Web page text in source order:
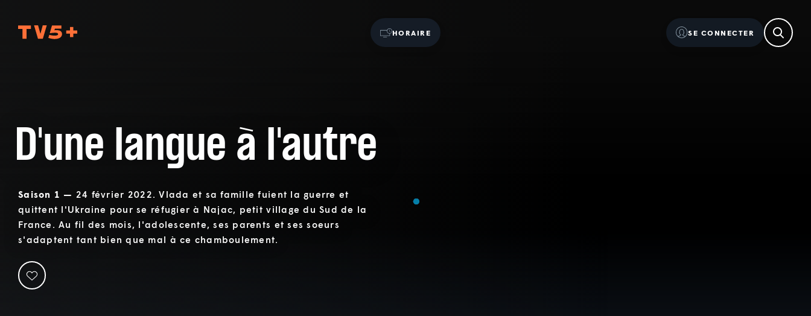
HORAIRE SE CONNECTER
D'une langue à l'autre
Saison 1 — 24 février 2022. Vlada et sa famille fuient la guerre et
quittent l'Ukraine pour se réfugier à Najac, petit village du Sud de la
France. Au fil des mois, l'adolescente, ses parents et ses soeurs
s'adaptent tant bien que mal à ce chamboulement.